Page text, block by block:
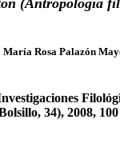
(Antropología
María Rosa Palazón
34), 2008,